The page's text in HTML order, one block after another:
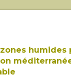
humides